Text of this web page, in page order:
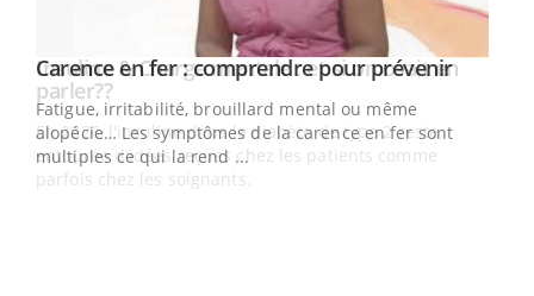
Youtube
Carence en fer : comprendre pour prévenirYoutube
Fatigue, irritabilité, brouillard mental ou même
alopécie… Les symptômes de la carence en fer sont
multiples ce qui la rend ...
Youtube
Insuline & Charge mentale : et si on osait en
parler??Youtube
En 2026, l'insuline dans le diabète de type 2 reste
entourée d'idées reçues chez les patients comme
parfois chez les soignants.